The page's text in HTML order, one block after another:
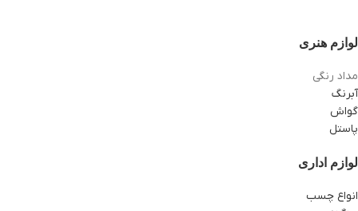
لوازم هنری
مداد رنگی
آبرنگ
گواش
پاستل
لوازم اداری
انواع چسب